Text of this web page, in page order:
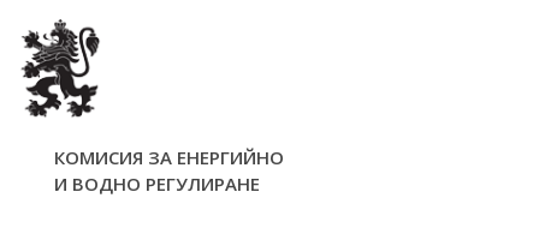
КОМИСИЯ ЗА ЕНЕРГИЙНО
И ВОДНО РЕГУЛИРАНЕ